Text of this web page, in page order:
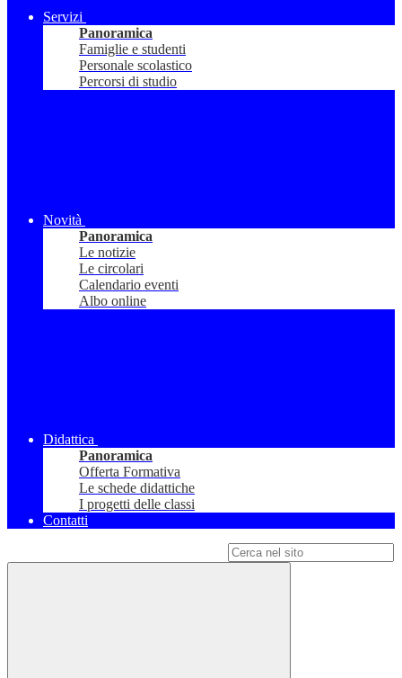
Servizi
Panoramica
Famiglie e studenti
Personale scolastico
Percorsi di studio
Novità
Panoramica
Le notizie
Le circolari
Calendario eventi
Albo online
Didattica
Panoramica
Offerta Formativa
Le schede didattiche
I progetti delle classi
Contatti